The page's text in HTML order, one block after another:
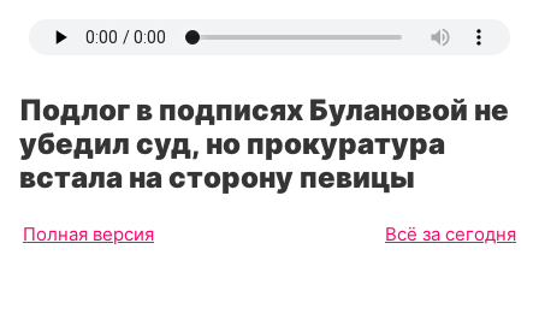
Подлог в подписях Булановой не
убедил суд, но прокуратура
встала на сторону певицы
Полная версия Всё за сегодня